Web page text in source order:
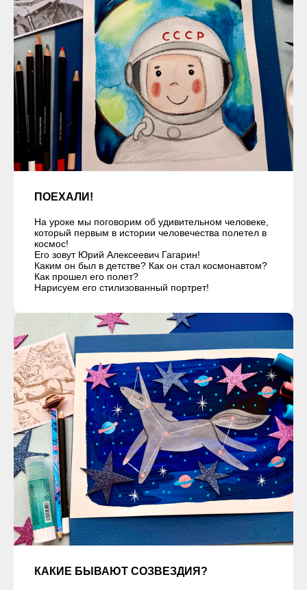
ПОЕХАЛИ!
На уроке мы поговорим об удивительном человеке,
который первым в истории человечества полетел в
космос!
Его зовут Юрий Алексеевич Гагарин!
Каким он был в детстве? Как он стал космонавтом?
Как прошел его полет?
Нарисуем его стилизованный портрет!
КАКИЕ БЫВАЮТ СОЗВЕЗДИЯ?